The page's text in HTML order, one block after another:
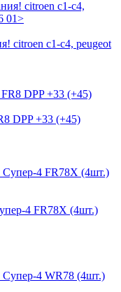
citroen c1-c4, peugeot
DPP +33 (+45)
4 FR78Х (4шт.)